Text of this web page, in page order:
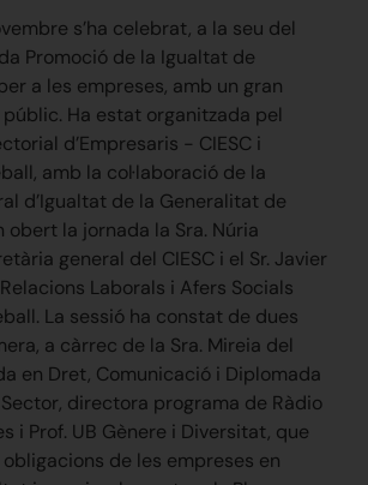
s’ha celebrat, a la seu del
Promoció de la Igualtat de
a les empreses, amb un gran
Ha estat organitzada pel
d’Empresaris - CIESC i
amb la col·laboració de la
d’Igualtat de la Generalitat de
obert la jornada la Sra. Núria
general del CIESC i el Sr. Javier
Laborals i Afers Socials
La sessió ha constat de dues
a càrrec de la Sra. Mireia del
en Dret, Comunicació i Diplomada
directora programa de Ràdio
i Prof. UB Gènere i Diversitat, que
de les empreses en